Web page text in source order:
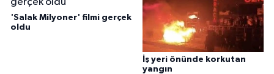
'Salak Milyoner' filmi gerçek
oldu
İş yeri önünde korkutan
yangın